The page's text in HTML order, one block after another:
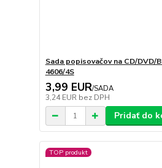
Sada popisovačov na CD/DVD/
4606/4S
3,99 EUR/SADA
3,24 EUR bez DPH
Pridať do
TOP produkt